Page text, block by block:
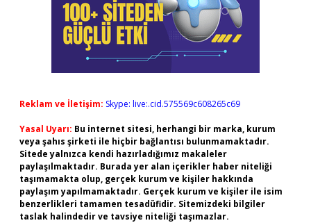
Reklam ve İletişim: Skype: live:.cid.575569c608265c69
Yasal Uyarı: Bu internet sitesi, herhangi bir marka, kurum
veya şahıs şirketi ile hiçbir bağlantısı bulunmamaktadır.
Sitede yalnızca kendi hazırladığımız makaleler
paylaşılmaktadır. Burada yer alan içerikler haber niteliği
taşımamakta olup, gerçek kurum ve kişiler hakkında
paylaşım yapılmamaktadır. Gerçek kurum ve kişiler ile isim
benzerlikleri tamamen tesadüfidir. Sitemizdeki bilgiler
taslak halindedir ve tavsiye niteliği taşımazlar.